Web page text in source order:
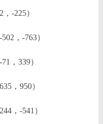
-225）
，-763）
，339）
，950）
，-541）